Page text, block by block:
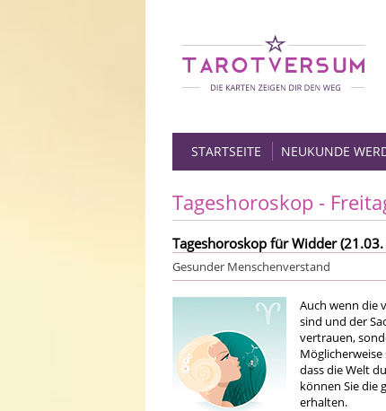
STARTSEITE NEUKUNDE
Tageshoroskop -
Tageshoroskop für Widder
Gesunder Menschenverstand
Auch wenn die
sind und der
vertrauen,
dass die Welt
können Sie die
erhalten.